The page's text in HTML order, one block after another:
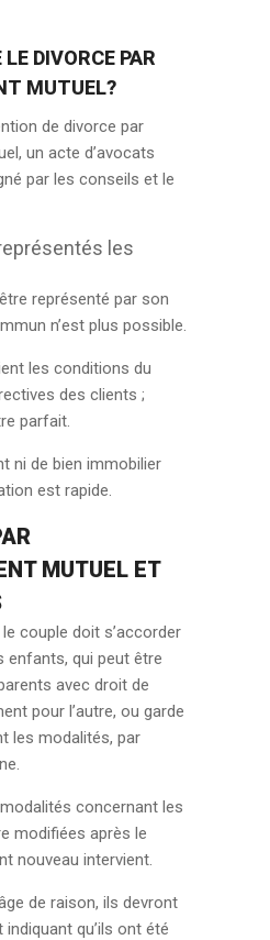
LE DIVORCE PAR
MUTUEL?
de divorce par
un acte d’avocats
par les conseils et le
les
représenté par son
n’est plus possible.
les conditions du
des clients ;
parfait.
ni de bien immobilier
est rapide.
MUTUEL ET
couple doit s’accorder
enfants, qui peut être
avec droit de
pour l’autre, ou garde
les modalités, par
concernant les
modifiées après le
nouveau intervient.
de raison, ils devront
qu’ils ont été